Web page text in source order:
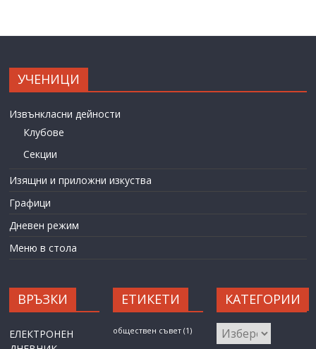
УЧЕНИЦИ
Извънкласни дейности
Клубове
Секции
Изящни и приложни изкуства
Графици
Дневен режим
Меню в стола
ВРЪЗКИ
ЕЛЕКТРОНЕН
ЕТИКЕТИ
обществен съвет (1)
КАТЕГОРИИ
КАТЕГОРИИ